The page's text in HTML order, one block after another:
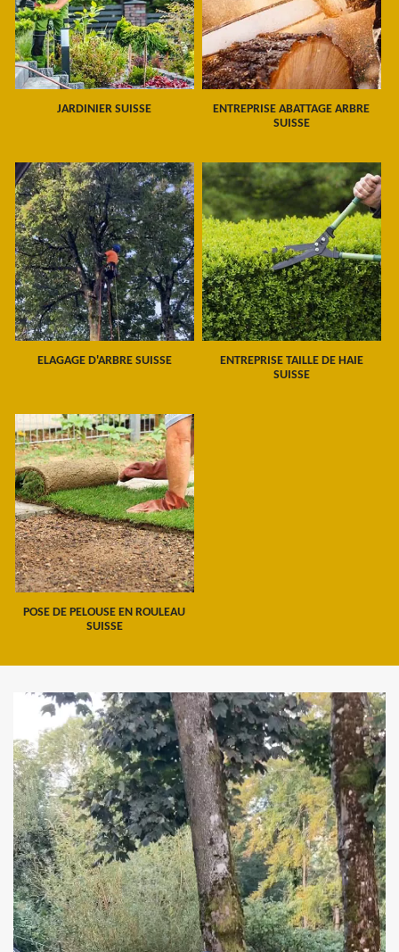
JARDINIER SUISSE
ENTREPRISE ABATTAGE ARBRE
SUISSE
ELAGAGE D'ARBRE SUISSE
ENTREPRISE TAILLE DE HAIE
SUISSE
POSE DE PELOUSE EN ROULEAU
SUISSE